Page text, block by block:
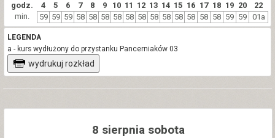
godz. 4 5 6 7 8 9 10 11 12 13 14 15 16 17 18 19 20 22
min. 59 59 59 58 58 58 58 58 58 58 58 58 58 58 58 59 59 01a
LEGENDA
a - kurs wydłużony do przystanku Pancerniaków 03
wydrukuj rozkład
8 sierpnia sobota